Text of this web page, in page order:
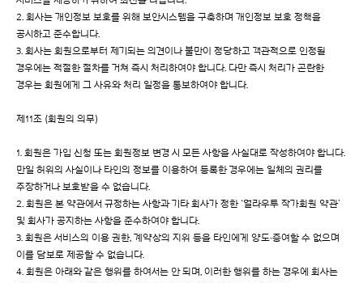
2. 회사는 개인정보 보호를 위해 보안시스템을 구축하며 개인정보 보호 정책을
공시하고 준수합니다.
3. 회사는 회원으로부터 제기되는 의견이나 불만이 정당하고 객관적으로 인정될
경우에는 적절한 절차를 거쳐 즉시 처리하여야 합니다. 다만 즉시 처리가 곤란한
경우는 회원에게 그 사유와 처리 일정을 통보하여야 합니다.
제11조 (회원의 의무)
1. 회원은 가입 신청 또는 회원정보 변경 시 모든 사항을 사실대로 작성하여야 합니다.
만일 허위의 사실이나 타인의 정보를 이용하여 등록한 경우에는 일체의 권리를
주장하거나 보호받을 수 없습니다.
2. 회원은 본 약관에서 규정하는 사항과 기타 회사가 정한 ‘얼라우투 작가회원 약관’
및 회사가 공지하는 사항을 준수하여야 합니다.
3. 회원은 서비스의 이용 권한, 계약상의 지위 등을 타인에게 양도∙증여할 수 없으며
이를 담보로 제공할 수 없습니다.
4. 회원은 아래와 같은 행위를 하여서는 안 되며, 이러한 행위를 하는 경우에 회사는